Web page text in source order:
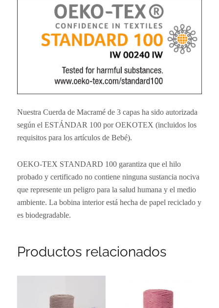
Nuestra Cuerda de Macramé de 3 capas ha sido autorizada
según el ESTÁNDAR 100 por OEKOTEX (incluidos los
requisitos para los artículos de Bebé).
OEKO-TEX STANDARD 100 garantiza que el hilo
probado y certificado no contiene ninguna sustancia nociva
que represente un peligro para la salud humana y el medio
ambiente. La bobina interior está hecha de papel reciclado y
es biodegradable.
Productos relacionados